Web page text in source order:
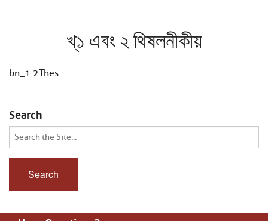
খ্১ এবং ২ থিষলনীকীয়
bn_1.2Thes
Search
Search